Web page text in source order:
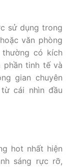
sử dụng trong
văn phòng
có kích
phần tinh tế và
gian chuyên
cái nhìn đầu
hot nhất hiện
sáng rực rỡ,